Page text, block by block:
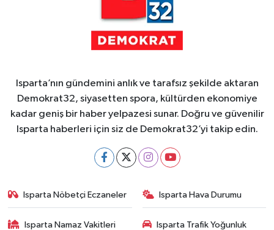
Isparta’nın gündemini anlık ve tarafsız şekilde aktaran
Demokrat32, siyasetten spora, kültürden ekonomiye
kadar geniş bir haber yelpazesi sunar. Doğru ve güvenilir
Isparta haberleri için siz de Demokrat32’yi takip edin.
Isparta Nöbetçi Eczaneler Isparta Hava Durumu
Isparta Namaz Vakitleri
Isparta Trafik Yoğunluk